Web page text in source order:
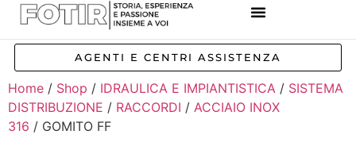
AGENTI E CENTRI ASSISTENZA
Home / Shop / IDRAULICA E IMPIANTISTICA / SISTEMA
DISTRIBUZIONE / RACCORDI / ACCIAIO INOX
316 / GOMITO FF